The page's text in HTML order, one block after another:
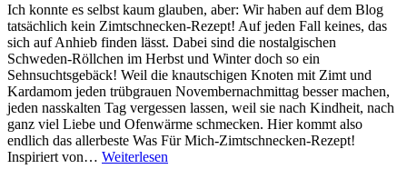
Ich konnte es selbst kaum glauben, aber: Wir haben auf dem Blog
tatsächlich kein Zimtschnecken-Rezept! Auf jeden Fall keines, das
sich auf Anhieb finden lässt. Dabei sind die nostalgischen
Schweden-Röllchen im Herbst und Winter doch so ein
Sehnsuchtsgebäck! Weil die knautschigen Knoten mit Zimt und
Kardamom jeden trübgrauen Novembernachmittag besser machen,
jeden nasskalten Tag vergessen lassen, weil sie nach Kindheit, nach
ganz viel Liebe und Ofenwärme schmecken. Hier kommt also
endlich das allerbeste Was Für Mich-Zimtschnecken-Rezept!
Inspiriert von… Weiterlesen